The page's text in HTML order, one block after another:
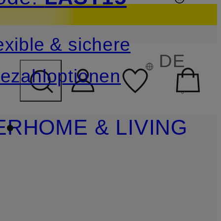
ÜBERSPRINGEN
& sichere
DE
HOME & LIVING